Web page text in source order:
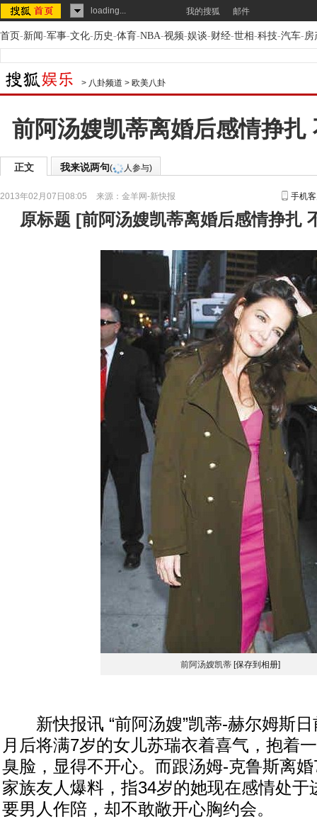
loading... 我的搜狐 邮件
首页-新闻-军事-文化-历史-体育-NBA-视频-娱谈-财经-世相-科技-汽车-房
> 八卦频道 > 欧美八卦
前阿汤嫂凯蒂离婚后感情挣扎
正文 我来说两句( 人参与)
2013年02月07日08:05 来源： 金羊网-新快报 手机
原标题 [前阿汤嫂凯蒂离婚后感情挣扎
前阿汤嫂凯蒂 [保存到相册]
新快报讯 “前阿汤嫂”凯蒂-赫尔姆斯日
月后将满7岁的女儿苏瑞衣着喜气，抱着
臭脸，显得不开心。而跟汤姆-克鲁斯离
家族友人爆料，指34岁的她现在感情处于
要男人作陪，却不敢敞开心胸约会。